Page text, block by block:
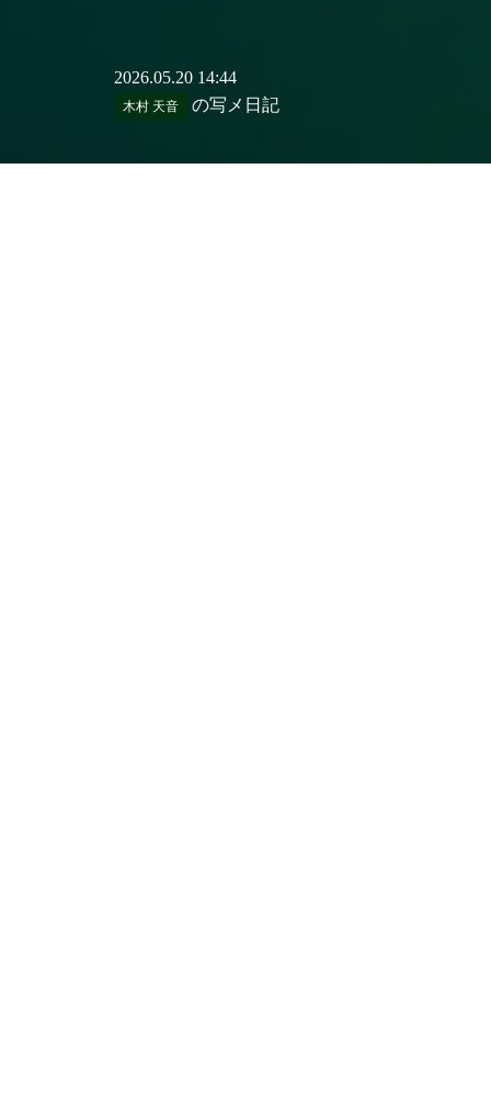
2026.05.20 14:44
木村 天音 の写メ日記